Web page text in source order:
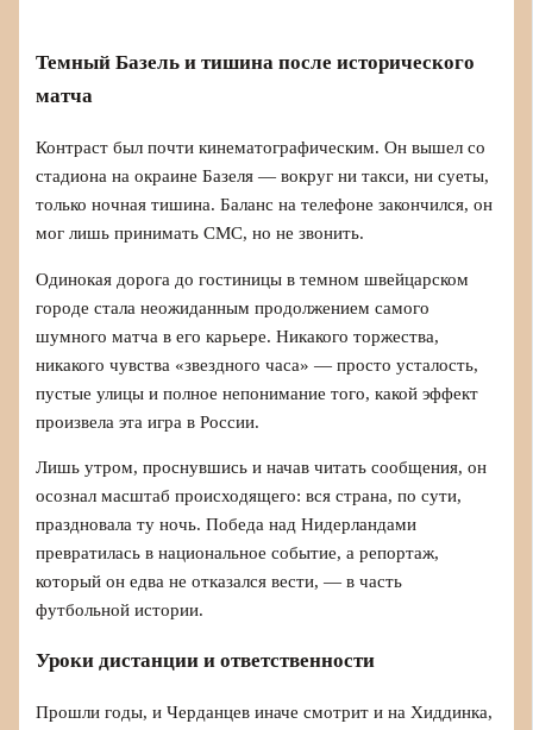
Темный Базель и тишина после исторического
матча
Контраст был почти кинематографическим. Он вышел со
стадиона на окраине Базеля — вокруг ни такси, ни суеты,
только ночная тишина. Баланс на телефоне закончился, он
мог лишь принимать СМС, но не звонить.
Одинокая дорога до гостиницы в темном швейцарском
городе стала неожиданным продолжением самого
шумного матча в его карьере. Никакого торжества,
никакого чувства «звездного часа» — просто усталость,
пустые улицы и полное непонимание того, какой эффект
произвела эта игра в России.
Лишь утром, проснувшись и начав читать сообщения, он
осознал масштаб происходящего: вся страна, по сути,
праздновала ту ночь. Победа над Нидерландами
превратилась в национальное событие, а репортаж,
который он едва не отказался вести, — в часть
футбольной истории.
Уроки дистанции и ответственности
Прошли годы, и Черданцев иначе смотрит и на Хиддинка,